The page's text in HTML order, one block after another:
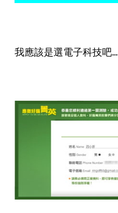
我應該是選電子科技吧...